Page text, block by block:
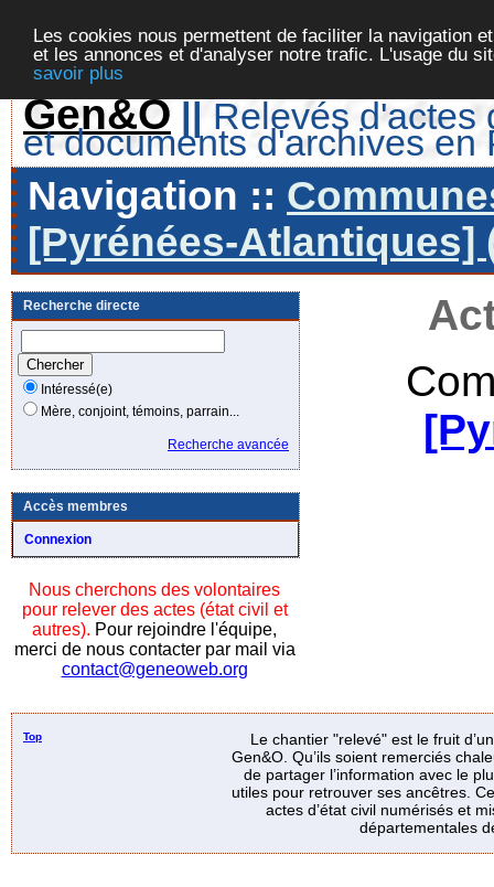
Les cookies nous permettent de faciliter la navigation
et les annonces et d'analyser notre trafic. L'usage du
savoir plus
Gen&O || Relevés d'actes
et documents d'archives en
Navigation ::
[Pyrénées-Atlantiques]
Recherche directe
Intéressé(e)
Mère, conjoint, témoins, parrain...
Recherche avancée
Accès membres
Connexion
Nous cherchons des volontaires
pour relever des actes (état civil et
autres). Pour rejoindre l'équipe,
merci de nous contacter par mail via
contact@geneoweb.org
Top
Le chantier "relevé" est le fruit
Gen&O. Qu’ils soient remerciés
de partager l’information avec le
utiles pour retrouver ses ancêtres.
actes d’état civil numérisés et
départementales